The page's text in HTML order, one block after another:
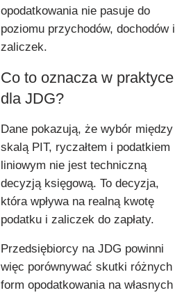
opodatkowania nie pasuje do
poziomu przychodów, dochodów i
zaliczek.
Co to oznacza w praktyce
dla JDG?
Dane pokazują, że wybór między
skalą PIT, ryczałtem i podatkiem
liniowym nie jest techniczną
decyzją księgową. To decyzja,
która wpływa na realną kwotę
podatku i zaliczek do zapłaty.
Przedsiębiorcy na JDG powinni
więc porównywać skutki różnych
form opodatkowania na własnych